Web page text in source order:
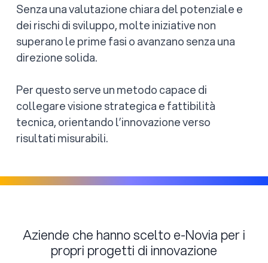
Senza una valutazione chiara del potenziale e
dei rischi di sviluppo, molte iniziative non
superano le prime fasi o avanzano senza una
direzione solida.
Per questo serve un metodo capace di
collegare visione strategica e fattibilità
tecnica, orientando l’innovazione verso
risultati misurabili.
Aziende che hanno scelto e-Novia per i
propri progetti di innovazione